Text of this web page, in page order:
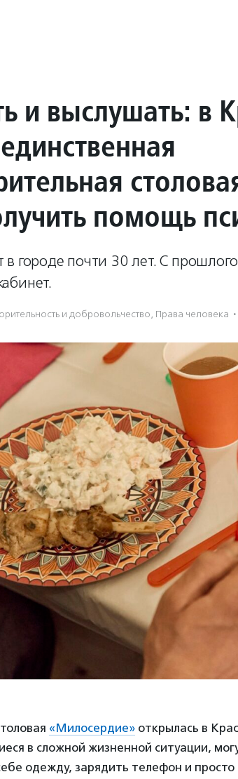
и выслушать: в
помощь
в городе почти 30 лет. С
и доброволь­чест­во, Права человека ·
«Милосердие» открылась в
в сложной жизненной ситуации,
одежду, зарядить телефон и